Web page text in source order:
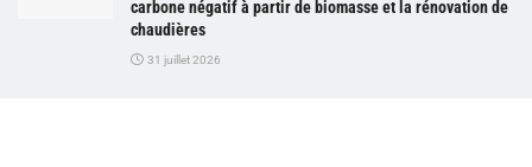
carbone négatif à partir de biomasse et la rénovation de
chaudières
31 juillet 2026